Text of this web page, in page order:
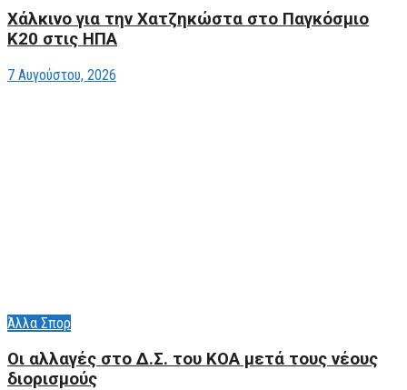
Xάλκινο για την Χατζηκώστα στο Παγκόσμιο
Κ20 στις ΗΠΑ
7 Αυγούστου, 2026
Άλλα Σπορ
Οι αλλαγές στο Δ.Σ. του ΚΟΑ μετά τους νέους
διορισμούς